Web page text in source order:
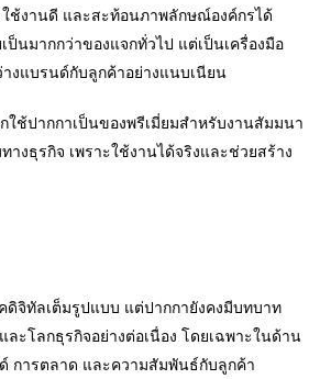
ใช้งานดี และสะท้อนภาพลักษณ์องค์กรได้
ป็นมากกว่าของแจกทั่วไป แต่เป็นเครื่องมือ
งแบรนด์กับลูกค้าอย่างแนบเนียน
ใช้ปากกาเป็นของพรีเมี่ยมสำหรับงานสัมมนา
างธุรกิจ เพราะใช้งานได้จริงและช่วยสร้าง
ดิจิทัลเต็มรูปแบบ แต่ปากกายังคงมีบทบาท
ะโลกธุรกิจอย่างต่อเนื่อง โดยเฉพาะในด้าน
การตลาด และความสัมพันธ์กับลูกค้า